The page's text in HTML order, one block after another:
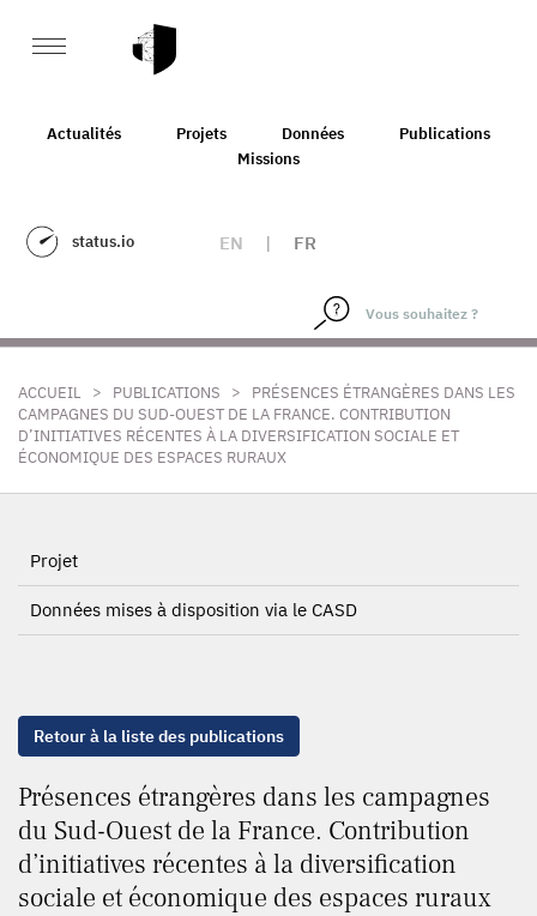
Actualités Projets Données
Publications
Missions
status.io EN | FR
ACCUEIL > PUBLICATIONS >
PRÉSENCES ÉTRANGÈRES DANS LES
CAMPAGNES DU SUD-OUEST DE LA FRANCE. CONTRIBUTION
D’INITIATIVES RÉCENTES À LA DIVERSIFICATION SOCIALE ET
ÉCONOMIQUE DES ESPACES RURAUX
Projet
Données mises à disposition via le CASD
Retour à la liste des publications
Présences étrangères dans les campagnes
du Sud-Ouest de la France. Contribution
d’initiatives récentes à la diversification
sociale et économique des espaces ruraux